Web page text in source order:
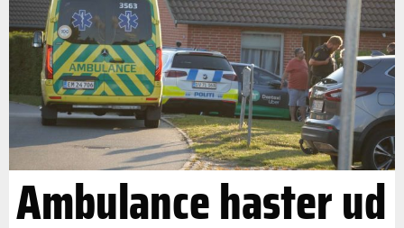
Ambulance haster ud